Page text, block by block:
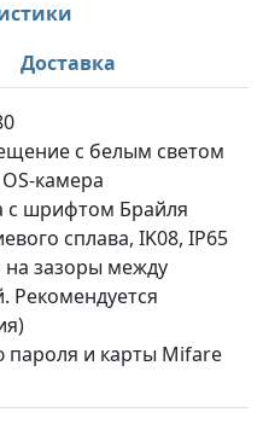
Доставка
с белым светом
камера
с шрифтом Брайля
сплава, IK08, IP65
на зазоры между
Рекомендуется
и карты Mifare